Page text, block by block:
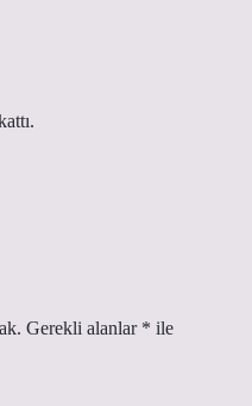
Gerekli alanlar * ile